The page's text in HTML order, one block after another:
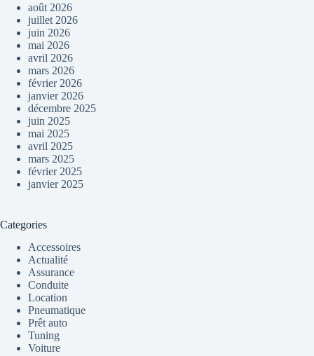
août 2026
juillet 2026
juin 2026
mai 2026
avril 2026
mars 2026
février 2026
janvier 2026
décembre 2025
juin 2025
mai 2025
avril 2025
mars 2025
février 2025
janvier 2025
Categories
Accessoires
Actualité
Assurance
Conduite
Location
Pneumatique
Prêt auto
Tuning
Voiture